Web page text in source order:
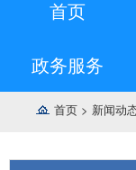
首页
政务服务
首页 > 新闻动